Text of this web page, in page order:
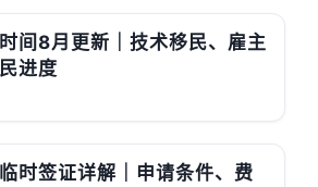
间8月更新｜技术移民、雇主
进度
时签证详解｜申请条件、费